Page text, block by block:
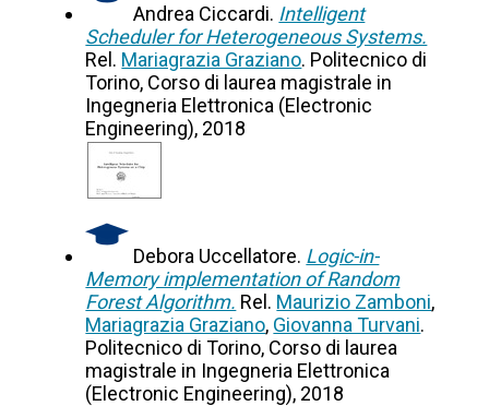
Andrea Ciccardi. Intelligent
Scheduler for Heterogeneous Systems.
Rel. Mariagrazia Graziano. Politecnico di
Torino, Corso di laurea magistrale in
Ingegneria Elettronica (Electronic
Engineering), 2018
Debora Uccellatore. Logic-in-
Memory implementation of Random
Forest Algorithm. Rel. Maurizio Zamboni,
Mariagrazia Graziano, Giovanna Turvani.
Politecnico di Torino, Corso di laurea
magistrale in Ingegneria Elettronica
(Electronic Engineering), 2018